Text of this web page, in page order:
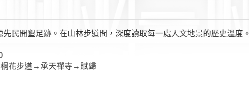
民開墾足跡。在山林步道間，深度讀取每一處人文地景的歷史溫度。
花步道→承天禪寺→賦歸